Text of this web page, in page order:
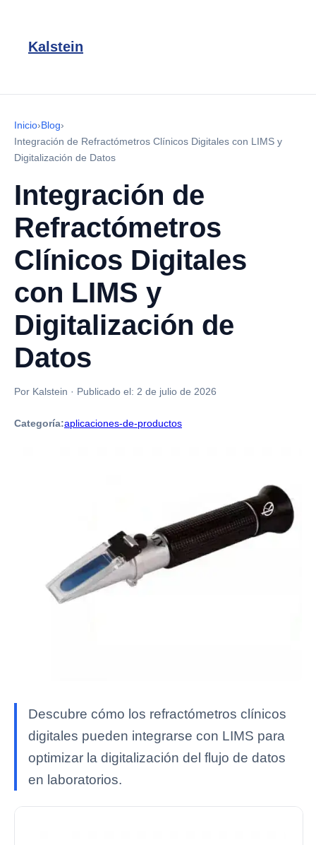
Kalstein
Inicio›Blog›
Integración de Refractómetros Clínicos Digitales con LIMS y
Digitalización de Datos
Integración de
Refractómetros
Clínicos Digitales
con LIMS y
Digitalización de
Datos
Por Kalstein · Publicado el: 2 de julio de 2026
Categoría:aplicaciones-de-productos
Descubre cómo los refractómetros clínicos
digitales pueden integrarse con LIMS para
optimizar la digitalización del flujo de datos
en laboratorios.